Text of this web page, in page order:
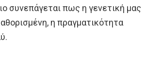
συνεπάγεται πως η γενετική μας
η πραγματικότητα